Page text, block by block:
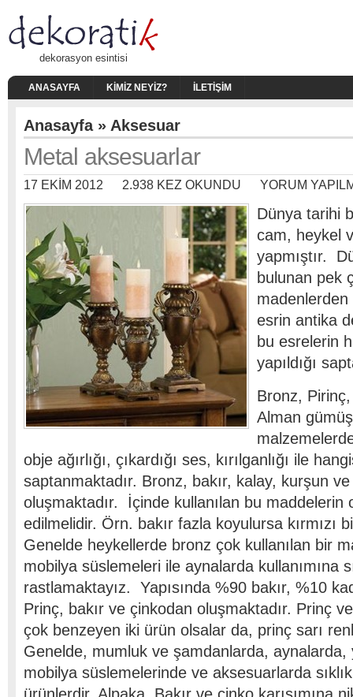
dekorasyon esintisi
ANASAYFA KIMIZ NEYIZ? İLETIŞIM
Anasayfa» Aksesuar
Metal aksesuarlar
17 EKIM 2012 2.938 KEZ OKUNDU YORUM
Dünya tarihi
cam, heykel
yapmıştır.
bulunan pek
madenlerden
esrin antika
bu esrelerin
yapıldığı
Bronz,
Alman
obje ağırlığı, çıkardığı ses, kırılganlığı ile
saptanmaktadır. Bronz, bakır, kalay, kurşun ve
oluşmaktadır. İçinde kullanılan bu maddelerin
edilmelidir. Örn. bakır fazla koyulursa kırmızı
Genelde heykellerde bronz çok kullanılan bir
mobilya süslemeleri ile aynalarda kullanımına
rastlamaktayız. Yapısında %90 bakır, %10
Prinç, bakır ve çinkodan oluşmaktadır. Prinç
çok benzeyen iki ürün olsalar da, prinç sarı
Genelde, mumluk ve şamdanlarda, aynalarda,
mobilya süslemelerinde ve aksesuarlarda